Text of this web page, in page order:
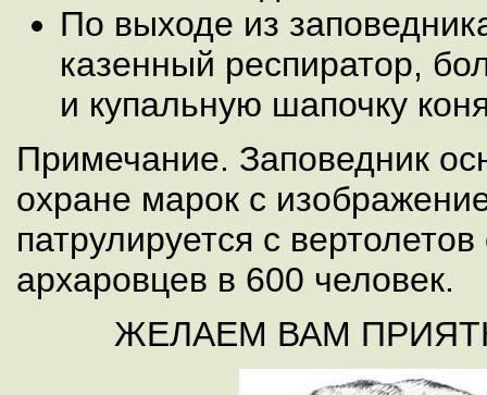
По выходе из
казенный респиратор,
и купальную шапочку
Примечание. Заповедник
охране марок с
патрулируется с
архаровцев в 600 человек.
ЖЕЛАЕМ ВАМ